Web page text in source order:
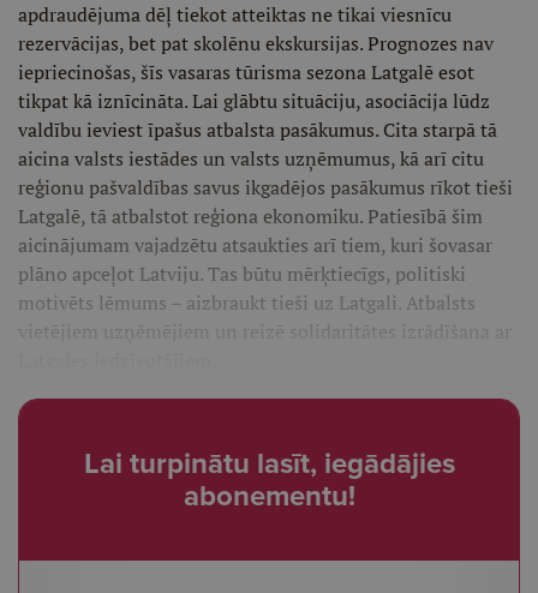
apdraudējuma dēļ tiekot atteiktas ne tikai viesnīcu
rezervācijas, bet pat skolēnu ekskursijas. Prognozes nav
iepriecinošas, šīs vasaras tūrisma sezona Latgalē esot
tikpat kā iznīcināta. Lai glābtu situāciju, asociācija lūdz
valdību ieviest īpašus atbalsta pasākumus. Cita starpā tā
aicina valsts iestādes un valsts uzņēmumus, kā arī citu
reģionu pašvaldības savus ikgadējos pasākumus rīkot tieši
Latgalē, tā atbalstot reģiona ekonomiku. Patiesībā šim
aicinājumam vajadzētu atsaukties arī tiem, kuri šovasar
plāno apceļot Latviju. Tas būtu mērķtiecīgs, politiski
motivēts lēmums – aizbraukt tieši uz Latgali. Atbalsts
vietējiem uzņēmējiem un reizē solidaritātes izrādīšana ar
Lai turpinātu lasīt, iegādājies
abonementu!